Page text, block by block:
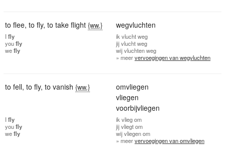
to flee, to fly, to take flight {ww.} wegvluchten
I fly
youfly
wefly
ik vlucht weg
jijvlucht weg
wijvluchten weg
» meervervoegingen van wegvluchten
to fell, to fly, to vanish {ww.}
omvliegen
vliegen
voorbijvliegen
I fly
youfly
wefly
ik vlieg om
jijvliegt om
wijvliegen om
» meervervoegingen van omvliegen